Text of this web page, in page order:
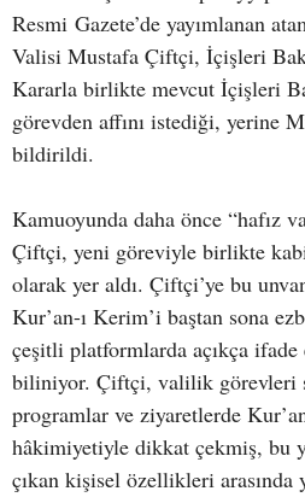
Resmi Gazete’de yayımlanan
Valisi Mustafa Çiftçi, İçişleri
Kararla birlikte mevcut İçişleri
görevden affını istediği, yerine
bildirildi.
Kamuoyunda daha önce “hafız
Çiftçi, yeni göreviyle birlikte
olarak yer aldı. Çiftçi’ye bu
Kur’an-ı Kerim’i baştan sona
çeşitli platformlarda açıkça ifade
biliniyor. Çiftçi, valilik görevleri
programlar ve ziyaretlerde
hâkimiyetiyle dikkat çekmiş, bu
çıkan kişisel özellikleri arasında